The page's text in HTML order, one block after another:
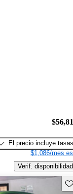
El precio incluye tasas
$1,086/mes
Verif. disponibilidad